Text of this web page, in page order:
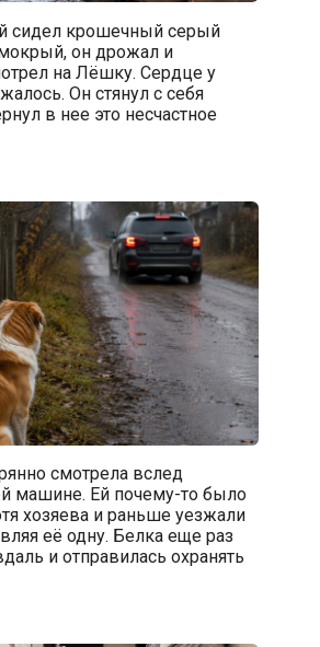
сидел крошечный серый
он дрожал и
на Лёшку. Сердце у
Он стянул с себя
в нее это несчастное
смотрела вслед
машине. Ей почему-то было
хозяева и раньше уезжали
её одну. Белка еще раз
и отправилась охранять